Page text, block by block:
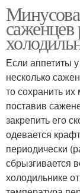
саженцев
Если аппетиты
несколько
то сохранить
поставив
закрепить его
одевается
периодически
сбрызгивается
холодильнике